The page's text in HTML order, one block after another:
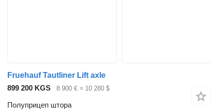
Fruehauf Tautliner Lift axle
899 200 KGS
8 900 € ≈ 10 280 $
Полуприцеп штора